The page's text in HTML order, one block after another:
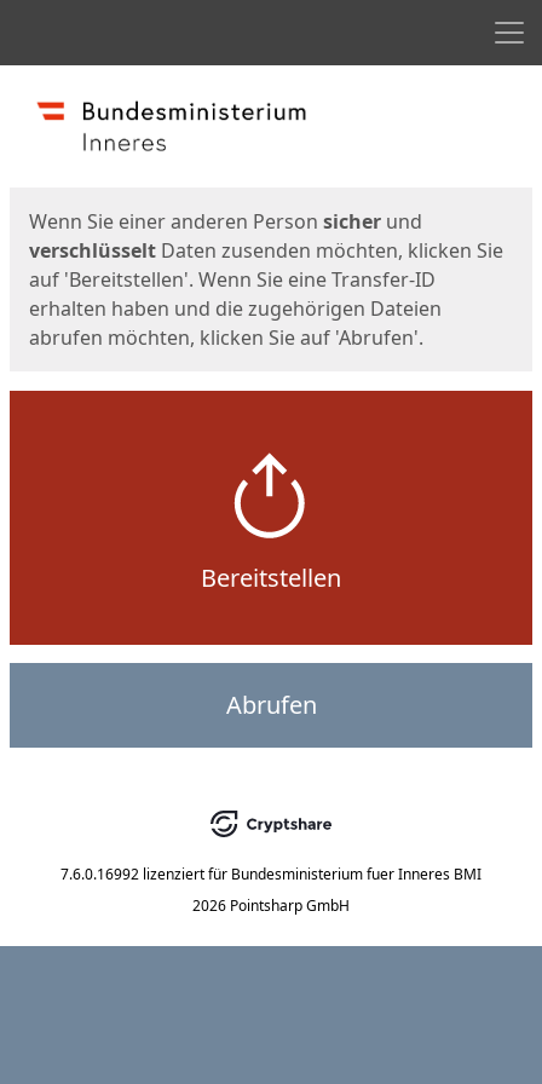
Start
Wenn Sie einer anderen Person sicher und
verschlüsselt Daten zusenden möchten, klicken Sie
auf 'Bereitstellen'. Wenn Sie eine Transfer-ID
erhalten haben und die zugehörigen Dateien
abrufen möchten, klicken Sie auf 'Abrufen'.
Bereitstellen
Abrufen
7.6.0.16992 lizenziert für Bundesministerium fuer Inneres BMI
2026 Pointsharp GmbH